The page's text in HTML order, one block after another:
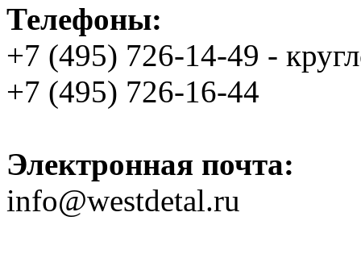
Телефоны:
+7 (495) 726-14-49 -
+7 (495) 726-16-44
Электронная почта:
info@westdetal.ru